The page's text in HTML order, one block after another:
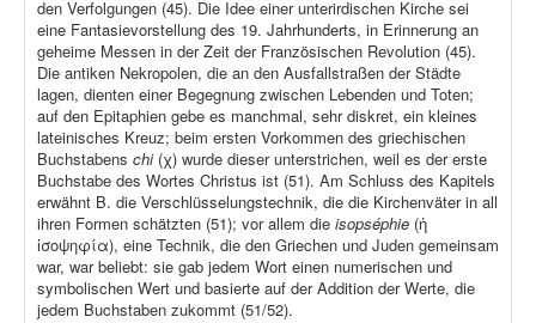
den Verfolgungen (45). Die Idee einer unterirdischen Kirche sei
eine Fantasievorstellung des 19. Jahrhunderts, in Erinnerung an
geheime Messen in der Zeit der Französischen Revolution (45).
Die antiken Nekropolen, die an den Ausfallstraßen der Städte
lagen, dienten einer Begegnung zwischen Lebenden und Toten;
auf den Epitaphien gebe es manchmal, sehr diskret, ein kleines
lateinisches Kreuz; beim ersten Vorkommen des griechischen
Buchstabens chi (χ) wurde dieser unterstrichen, weil es der erste
Buchstabe des Wortes Christus ist (51). Am Schluss des Kapitels
erwähnt B. die Verschlüsselungstechnik, die die Kirchenväter in all
ihren Formen schätzten (51); vor allem die isopséphie (ἡ
ἰσοψηφία), eine Technik, die den Griechen und Juden gemeinsam
war, war beliebt: sie gab jedem Wort einen numerischen und
symbolischen Wert und basierte auf der Addition der Werte, die
jedem Buchstaben zukommt (51/52).